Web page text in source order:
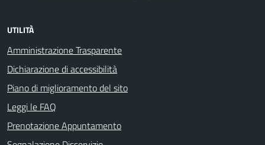
UTILITÀ
Amministrazione Trasparente
Dichiarazione di accessibilità
Piano di miglioramento del sito
Leggi le FAQ
Prenotazione Appuntamento